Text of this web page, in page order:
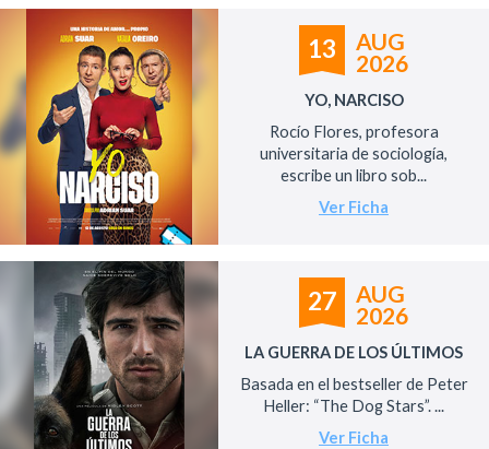
13
AUG
2026
YO, NARCISO
Rocío Flores, profesora
universitaria de sociología,
escribe un libro sob...
Ver Ficha
27
AUG
2026
LA GUERRA DE LOS ÚLTIMOS
Basada en el bestseller de Peter
Heller: “The Dog Stars”. ...
Ver Ficha